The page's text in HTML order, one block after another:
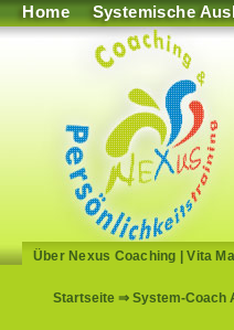
Home Systemische
Über Nexus Coaching |Vita
Startseite ⇒ System-Coach